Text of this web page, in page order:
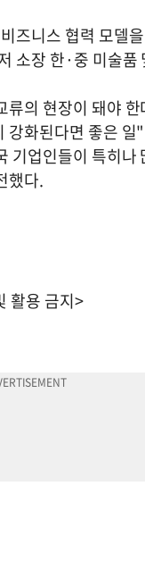
즈니스 협력 모델
소장 한·중 미술
의 현장이 돼야
강화된다면 좋은
기업인들이 특히
했다.
활용 금지>